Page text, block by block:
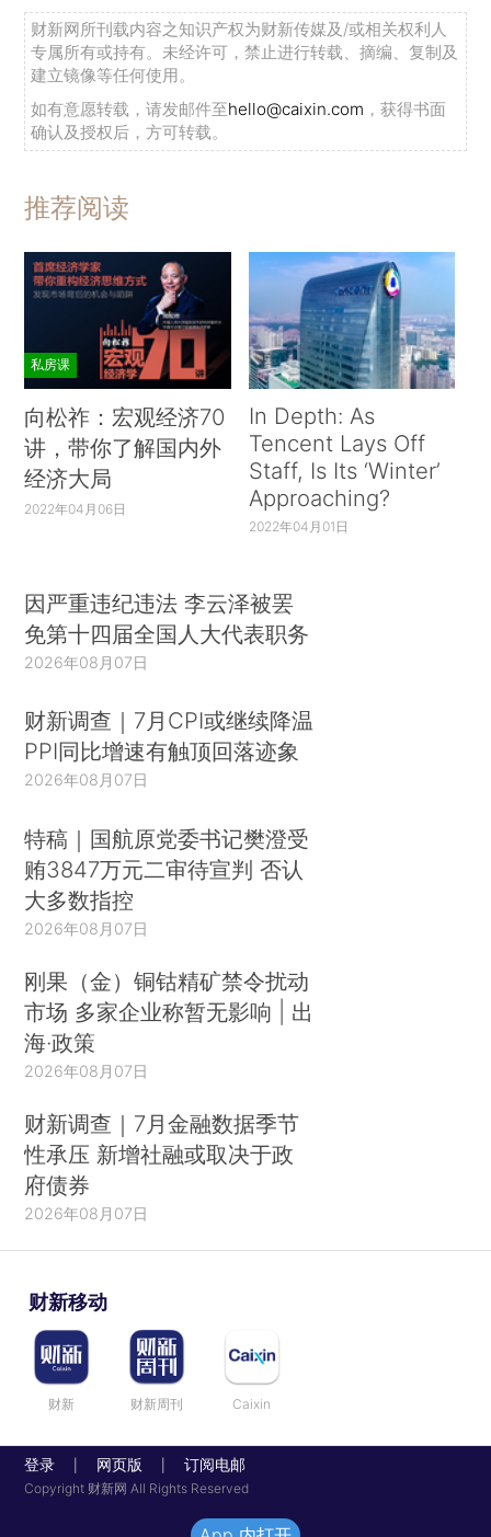
财新网所刊载内容之知识产权为财新传媒及/或相关权利人
专属所有或持有。未经许可，禁止进行转载、摘编、复制及
建立镜像等任何使用。
如有意愿转载，请发邮件至hello@caixin.com ，获得书面
确认及授权后，方可转载。
推荐阅读
私房课
向松祚：宏观经济70
讲，带你了解国内外
经济大局
2022年04月06日
In Depth: As
Tencent Lays Off
Staff, Is Its ‘Winter’
Approaching?
2022年04月01日
因严重违纪违法 李云泽被罢
免第十四届全国人大代表职务
2026年08月07日
财新调查｜7月CPI或继续降温
PPI同比增速有触顶回落迹象
2026年08月07日
特稿｜国航原党委书记樊澄受
贿3847万元二审待宣判 否认
大多数指控
2026年08月07日
刚果（金）铜钴精矿禁令扰动
市场 多家企业称暂无影响 | 出
海·政策
2026年08月07日
财新调查｜7月金融数据季节
性承压 新增社融或取决于政
府债券
2026年08月07日
财新移动
财新 财新周刊 Caixin
登录 网页版 订阅电邮
Copyright 财新网 All Rights Reserved